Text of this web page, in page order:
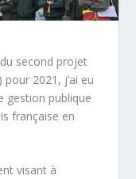
second projet
2021, j’ai eu
gestion publique
française en
visant à